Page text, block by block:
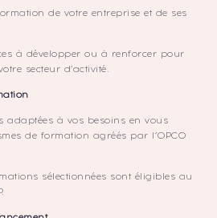
de votre entreprise et de ses
à développer ou à renforcer pour
secteur d’activité.
adaptées à vos besoins en vous
de formation agréés par l’OPCO
sélectionnées sont éligibles au